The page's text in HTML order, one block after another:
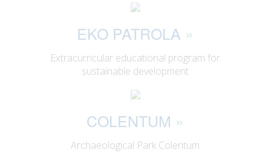
EKO PATROLA »
Extracurricular educational program for
sustainable development
COLENTUM »
Archaeological Park Colentum